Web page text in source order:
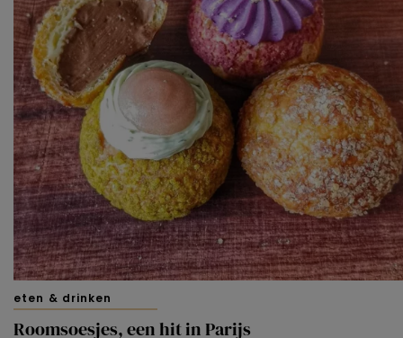
eten & drinken
Roomsoesjes, een hit in Parijs